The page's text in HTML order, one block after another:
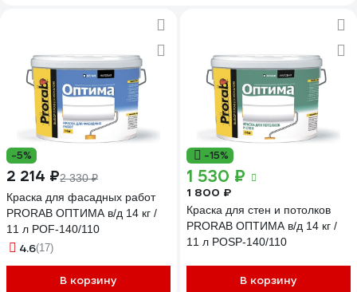
-5%
2 214 ₽2 330 ₽
Краска для фасадных работ
PRORAB ОПТИМА в/д 14 кг /
11 л POF-140/110
4.6(17)
В корзину
-15%
1 530 ₽
1 800 ₽
Краска для стен и потолков
PRORAB ОПТИМА в/д 14 кг /
11 л POSP-140/110
В корзину